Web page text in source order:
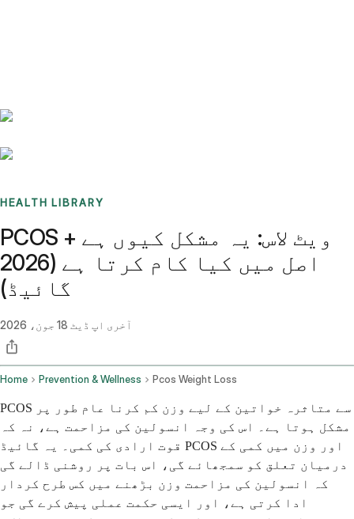
HEALTH LIBRARY
PCOS ویٹ لاس: یہ مشکل کیوں ہے +
اصل میں کیا کام کرتا ہے (2026
گائیڈ)
آخری اپ ڈیٹ 18 جون، 2026
Home Prevention & Wellness Pcos Weight Loss
PCOS سے متاثرہ خواتین کے لیے وزن کم کرنا عام طور پر
مشکل ہوتا ہے۔ اس کی وجہ انسولین کی مزاحمت ہے، نہ کہ
قوت ارادی کی کمی۔ یہ گائیڈ PCOS اور وزن میں کمی کے
درمیان تعلق کو سمجھائے گی، اس بات پر روشنی ڈالے گی
کہ انسولین کی مزاحمت وزن بڑھنے میں کس طرح کردار
ادا کرتی ہے، اور ایسی حکمت عملی پیش کرے گی جو